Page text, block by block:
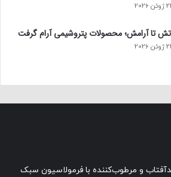
2026
تا آرامش؛ محصولات پتروشیمی آرام گرفت
2026
و مرطوب‌کننده با فرمولاسیون سبک